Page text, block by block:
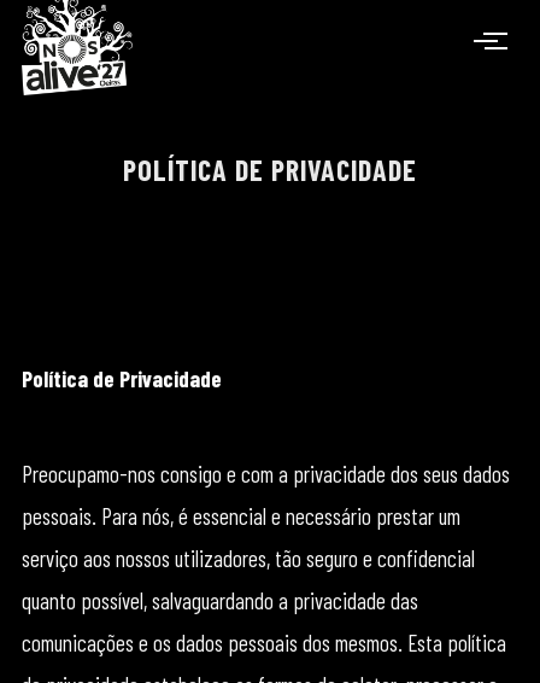
POLÍTICA DE PRIVACIDADE
Política de Privacidade
Preocupamo-nos consigo e com a privacidade dos seus dados
pessoais. Para nós, é essencial e necessário prestar um
serviço aos nossos utilizadores, tão seguro e confidencial
quanto possível, salvaguardando a privacidade das
comunicações e os dados pessoais dos mesmos. Esta política